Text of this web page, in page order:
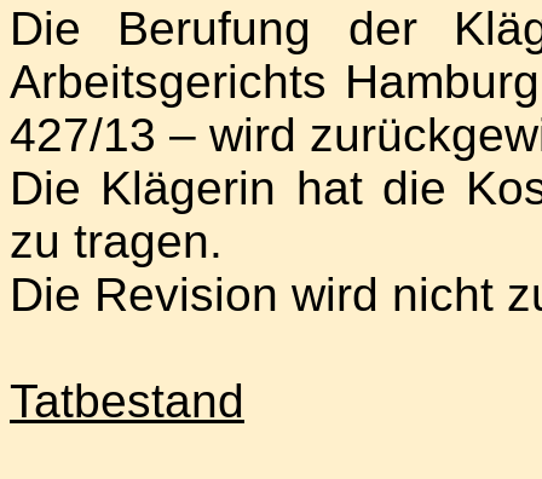
Die Berufung der
Arbeitsgerichts
427/13 – wird
Die Klägerin hat die
zu tragen.
Die Revision wird nicht
Tatbestand